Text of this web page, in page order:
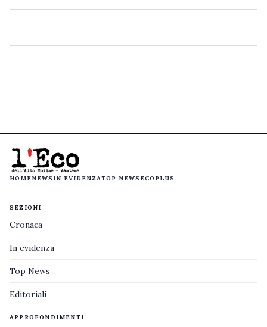
HOMENEWS IN EVIDENZATOP NEWS ECOPLUS
SEZIONI
Cronaca
In evidenza
Top News
Editoriali
APPROFONDIMENTI